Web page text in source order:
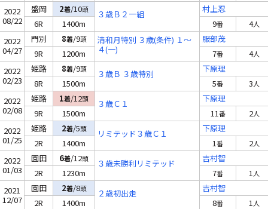
2022
08/22
盛岡 2着/10頭 ３歳Ｂ２一組
村上忍
6R
1400m 9番 4人
2022
04/27
門別 8着/9頭
清和月特別 ３歳(条件) １～
４(一)
服部茂
9R
1200m 7番 4人
2022
02/23
姫路 8着/9頭 ３歳Ｂ ３歳特別
下原理
8R
1500m 5番 3人
2022
02/08
姫路 1着/12頭 ３歳Ｃ１
下原理
9R
1500m 11番 2人
2022
01/25
姫路 2着/5頭 リミテッド３歳Ｃ１
下原理
2R
1400m 1番 2人
2022
01/03
園田 6着/12頭 ３歳未勝利リミテッド
吉村智
2R
1230m 7番 1人
2021
12/07
園田 2着/8頭 ２歳初出走
吉村智
2R
1400m 8番 1人